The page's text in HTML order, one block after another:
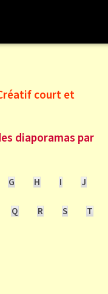
court et
diaporamas par
G H I J
Q R S T